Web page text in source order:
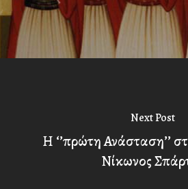
Next Post
Η ‘’πρώτη Ανάσταση’’
Νίκωνος